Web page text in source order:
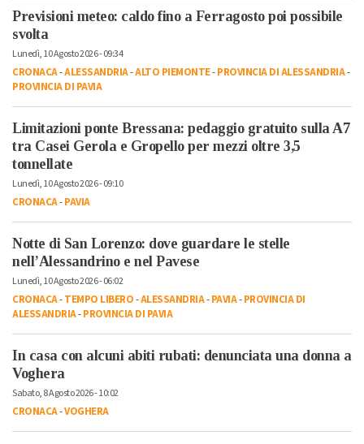
Previsioni meteo: caldo fino a Ferragosto poi possibile
svolta
Lunedì, 10 Agosto 2026 - 09:34
CRONACA-ALESSANDRIA-ALTO PIEMONTE-PROVINCIA DI ALESSANDRIA-
PROVINCIA DI PAVIA
Limitazioni ponte Bressana: pedaggio gratuito sulla A7
tra Casei Gerola e Gropello per mezzi oltre 3,5
tonnellate
Lunedì, 10 Agosto 2026 - 09:10
CRONACA-PAVIA
Notte di San Lorenzo: dove guardare le stelle
nell’Alessandrino e nel Pavese
Lunedì, 10 Agosto 2026 - 06:02
CRONACA-TEMPO LIBERO-ALESSANDRIA-PAVIA-PROVINCIA DI
ALESSANDRIA-PROVINCIA DI PAVIA
In casa con alcuni abiti rubati: denunciata una donna a
Voghera
Sabato, 8 Agosto 2026 - 10:02
CRONACA-VOGHERA